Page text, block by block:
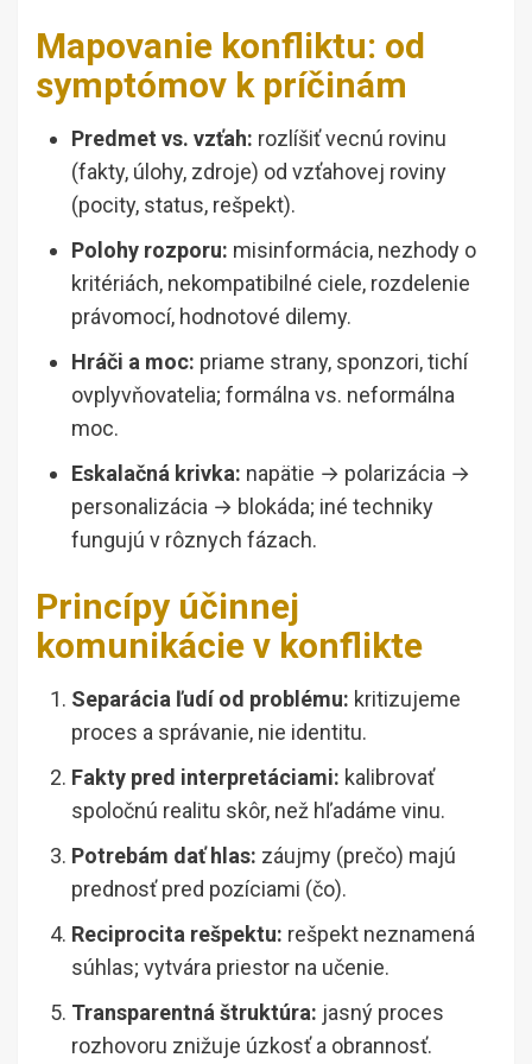
Mapovanie konfliktu: od
symptómov k príčinám
Predmet vs. vzťah: rozlíšiť vecnú rovinu
(fakty, úlohy, zdroje) od vzťahovej roviny
(pocity, status, rešpekt).
Polohy rozporu: misinformácia, nezhody o
kritériách, nekompatibilné ciele, rozdelenie
právomocí, hodnotové dilemy.
Hráči a moc: priame strany, sponzori, tichí
ovplyvňovatelia; formálna vs. neformálna
moc.
Eskalačná krivka: napätie → polarizácia →
personalizácia → blokáda; iné techniky
fungujú v rôznych fázach.
Princípy účinnej
komunikácie v konflikte
Separácia ľudí od problému: kritizujeme
proces a správanie, nie identitu.
Fakty pred interpretáciami: kalibrovať
spoločnú realitu skôr, než hľadáme vinu.
Potrebám dať hlas: záujmy (prečo) majú
prednosť pred pozíciami (čo).
Reciprocita rešpektu: rešpekt neznamená
súhlas; vytvára priestor na učenie.
Transparentná štruktúra: jasný proces
rozhovoru znižuje úzkosť a obrannosť.